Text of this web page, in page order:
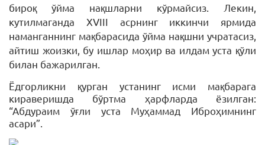
бироқ ўйма нақшларни кўрмайсиз. Лекин,
кутилмаганда XVIII асрнинг иккинчи ярмида
наманганнинг мақбарасида ўйма нақшни учратасиз,
айтиш жоизки, бу ишлар моҳир ва илдам уста қўли
билан бажарилган.
Ёдгорликни қурган устанинг исми мақбарага
кираверишда бўртма ҳарфларда ёзилган:
“Абдураим ўғли уста Муҳаммад Иброҳимнинг
асари”.